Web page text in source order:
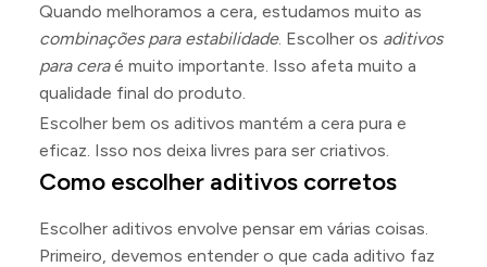
Quando melhoramos a cera, estudamos muito as
combinações para estabilidade. Escolher os aditivos
para ceraé muito importante. Isso afeta muito a
qualidade final do produto.
Escolher bem os aditivos mantém a cera pura e
eficaz. Isso nos deixa livres para ser criativos.
Como escolher aditivos corretos
Escolher aditivos envolve pensar em várias coisas.
Primeiro, devemos entender o que cada aditivo faz